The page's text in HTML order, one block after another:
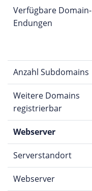
Verfügbare Domain-
Endungen
Anzahl Subdomains
Weitere Domains
registrierbar
Webserver
Serverstandort
Webserver